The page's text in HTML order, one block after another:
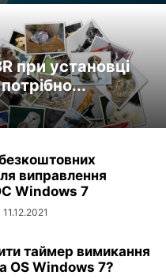
при установці
виправлення
Windows 7
11.12.2021
таймер вимикання
OS Windows 7?